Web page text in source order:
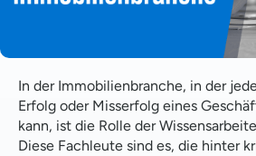
Federal Realty Verwaltung von
Informationsmanagement der
Die Zukunft der
Work Automation
In der Immobilienbranche, in der
Erfolg oder Misserfolg eines
kann, ist die Rolle der
Diese Fachleute sind es, die hinter